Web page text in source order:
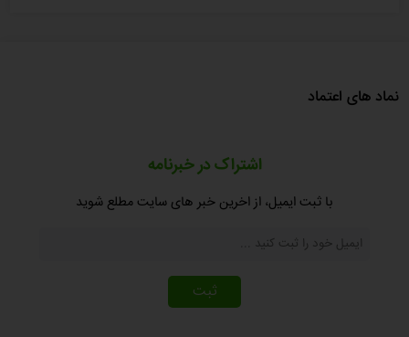
نماد های اعتماد
اشتراک در خبرنامه
با ثبت ایمیل، از اخرین خبر های سایت مطلع شوید
ثبت